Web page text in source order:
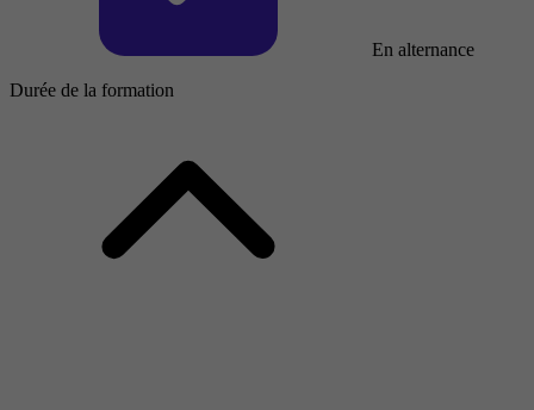
En alternance
Durée de la formation